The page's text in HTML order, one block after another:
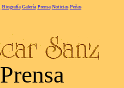
Biografía Galería Prensa Noticias Peñas
Prensa